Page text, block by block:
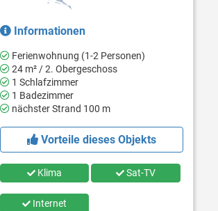
Informationen
Ferienwohnung (1-2 Personen)
24 m² / 2. Obergeschoss
1 Schlafzimmer
1 Badezimmer
nächster Strand 100 m
Vorteile dieses Objekts
Klima Sat-TV
Internet